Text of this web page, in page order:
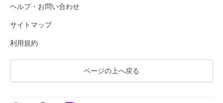
ヘルプ・お問い合わせ
サイトマップ
利用規約
ページの上へ戻る